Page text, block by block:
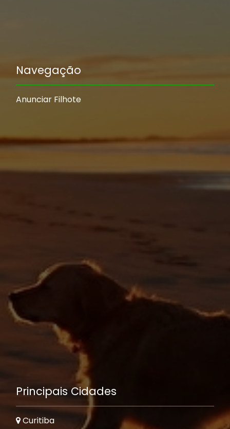
Navegação
Anunciar Filhote
Principais Cidades
Curitiba